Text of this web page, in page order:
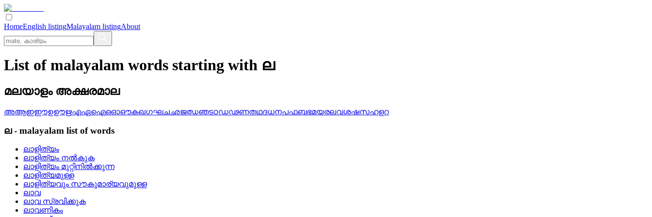
HomeEnglish listingMalayalam listingAbout
List of malayalam words starting with ല
മലയാളം അക്ഷരമാല
അആഇഈഉഊഋഎഏഐഒഓഔകഖഗഘചഛജഝഞടഠഡഢണതഥദധനപഫബഭമയരലവശഷസഹളറ
ല- malayalam list of words
ലാളിത്യം
ലാളിത്യം നല്‍കുക
ലാളിത്യം മുറ്റിനില്‍ക്കുന്ന
ലാളിത്യമുള്ള
ലാളിത്യവും സൗകുമാര്യവുമുള്ള
ലാവ
ലാവ സ്രവിക്കുക
ലാവണികം